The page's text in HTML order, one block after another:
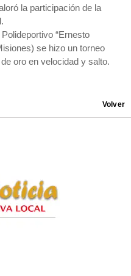
la participación de la
“Ernesto
se hizo un torneo
oro en velocidad y salto.
Volver